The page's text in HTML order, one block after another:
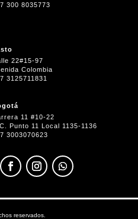
300 8035773
22#15-97
Colombia
3125711831
11 #10-22
Punto 11 Local 1135-1136
3003070623
reservados.